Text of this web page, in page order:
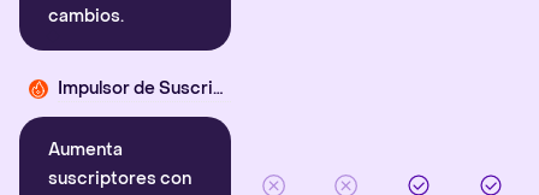
cambios.
Impulsor de Suscriptores
Aumenta
suscriptores con